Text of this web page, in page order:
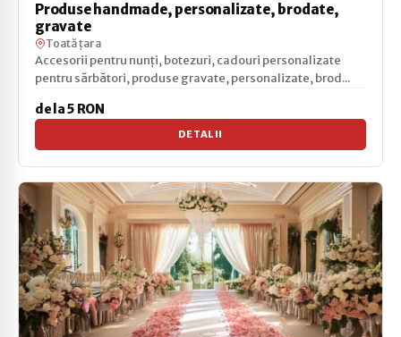
Produse handmade, personalizate, brodate,
gravate
Toată țara
Accesorii pentru nunți, botezuri, cadouri personalizate
pentru sărbători, produse gravate, personalizate, brod...
de la 5 RON
DETALII